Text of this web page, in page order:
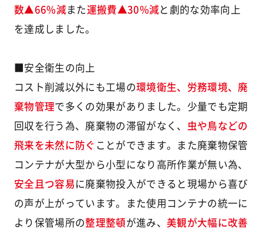
数▲66%減また運搬費▲30%減と劇的な効率向上
を達成しました。
■安全衛生の向上
コスト削減以外にも工場の環境衛生、労務環境、廃
棄物管理で多くの効果がありました。少量でも定期
回収を行う為、廃棄物の滞留がなく、
虫や鳥などの
飛来を未然に防ぐ ことができます。また廃棄物保管
コンテナが大型から小型になり高所作業が無い為、
安全且つ容易に廃棄物投入ができると現場から喜び
の声が上がっています。また使用コンテナの統一に
より保管場所の整理整頓が進み、 美観が大幅に改善